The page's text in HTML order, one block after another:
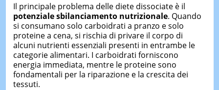
Il principale problema delle diete dissociate è il
potenziale sbilanciamento nutrizionale. Quando
si consumano solo carboidrati a pranzo e solo
proteine a cena, si rischia di privare il corpo di
alcuni nutrienti essenziali presenti in entrambe le
categorie alimentari. I carboidrati forniscono
energia immediata, mentre le proteine sono
fondamentali per la riparazione e la crescita dei
tessuti.